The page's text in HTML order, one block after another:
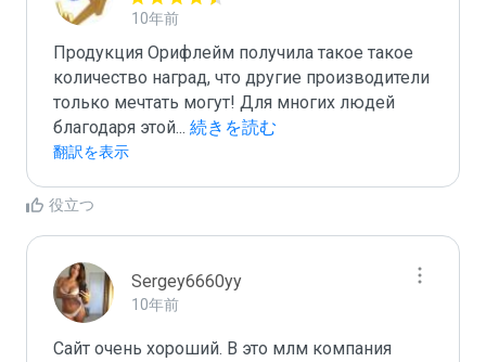
10年前
Продукция Орифлейм получила такое такое
количество наград, что другие производители
только мечтать могут! Для многих людей
благодаря этой... 続きを読む
翻訳を表示
役立つ
Sergey6660yy
10年前
Сайт очень хороший. В это млм компания